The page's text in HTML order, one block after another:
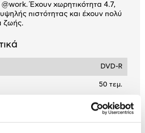
Έχουν χωρητικότητα 4.7,
υψηλής πιστότητας και έχουν πολύ
ζωής.
DVD-R
50 τεμ.